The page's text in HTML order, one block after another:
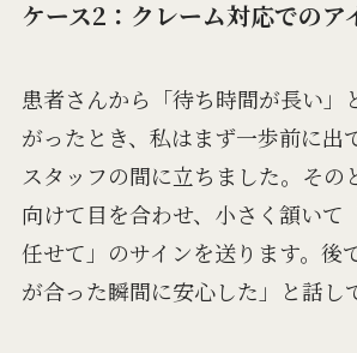
ケース2：クレーム対応でのア
患者さんから「待ち時間が長い」
がったとき、私はまず一歩前に出
スタッフの間に立ちました。その
向けて目を合わせ、小さく頷いて
任せて」のサインを送ります。後
が合った瞬間に安心した」と話し